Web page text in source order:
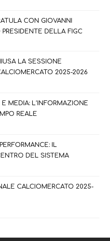
CON GIOVANNI
DELLA FIGC
LA SESSIONE
2025-2026
MEDIA: L’INFORMAZIONE
REALE
IL
DEL SISTEMA
CALCIOMERCATO 2025-